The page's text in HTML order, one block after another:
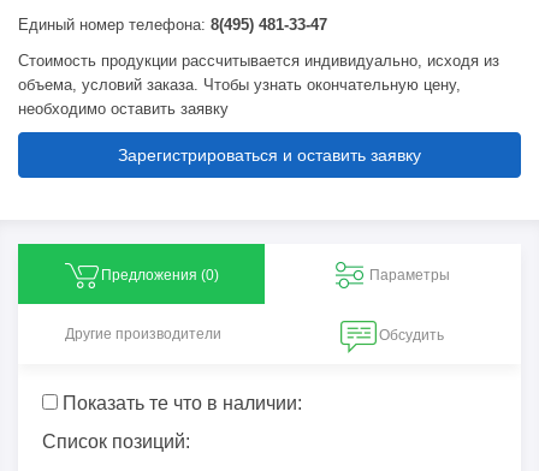
Единый номер телефона: 8(495) 481-33-47
Стоимость продукции рассчитывается индивидуально, исходя из
объема, условий заказа. Чтобы узнать окончательную цену,
необходимо оставить заявку
Зарегистрироваться и оставить заявку
Предложения (0) Параметры
Другие производители Обсудить
Показать те что в наличии:
Список позиций: